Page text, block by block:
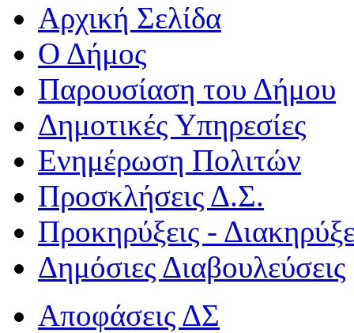
Αρχική Σελίδα
Ο Δήμος
Παρουσίαση του Δήμου
Δημοτικές Υπηρεσίες
Ενημέρωση Πολιτών
Προσκλήσεις Δ.Σ.
Προκηρύξεις -
Δημόσιες Διαβουλεύσεις
Αποφάσεις ΔΣ